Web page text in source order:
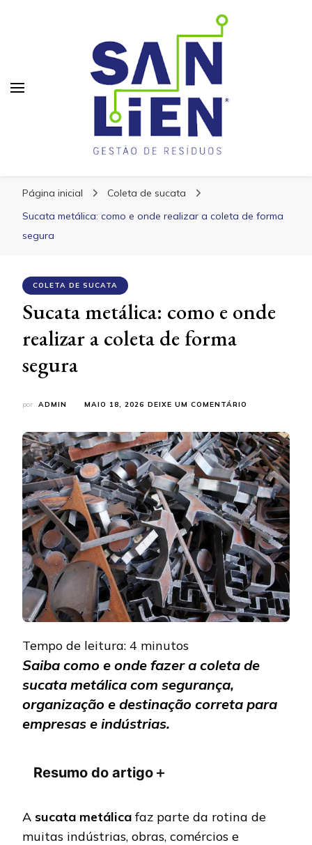
San Lien
Página inicial
Coleta de sucata
Sucata metálica: como e onde realizar a coleta de forma
segura
COLETA DE SUCATA
Sucata metálica: como e onde
realizar a coleta de forma
segura
por ADMIN MAIO 18, 2026 DEIXE UM COMENTÁRIO
COMO
E
ONDE
REALIZAR
A
COLETA
DE
FORMA
SEGURA
Tempo de leitura: 4 minutos
Saiba como e onde fazer a coleta de
sucata metálica com segurança,
organização e destinação correta para
empresas e indústrias.
Resumo do artigo＋
A sucata metálicafaz parte da rotina de
muitas indústrias, obras, comércios e